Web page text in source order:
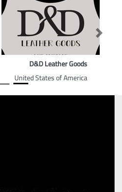
D&D Leather Goods
United States of America
Next